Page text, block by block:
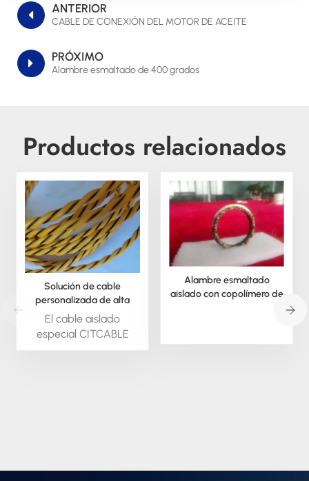
ANTERIOR
CABLE DE CONEXIÓN DEL MOTOR DE ACEITE
PRÓXIMO
Alambre esmaltado de 400 grados
Productos relacionados
Solución de cable
personalizada de alta
temperatura para desafíos
difíciles.
El cable aislado
especial CITCABLE
está disponible bajo
trenzado y en otros
Alambre esmaltado
aislado con copolímero de